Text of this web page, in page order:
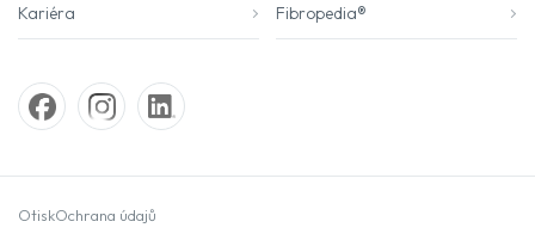
Kariéra Fibropedia®
OtiskOchrana údajů